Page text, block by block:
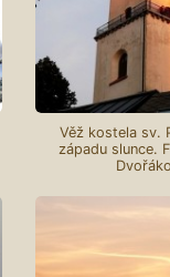
Věž kostela sv.
západu slunce.